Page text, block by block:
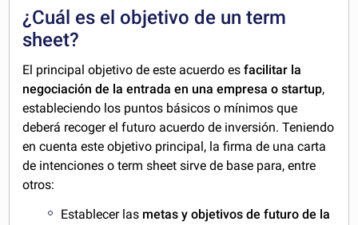
¿Cuál es el objetivo de un term
sheet?
El principal objetivo de este acuerdo esfacilitar la
negociación de la entrada en una empresa o startup,
estableciendo los puntos básicos o mínimos que
deberá recoger el futuro acuerdo de inversión. Teniendo
en cuenta este objetivo principal, la firma de una carta
de intenciones o term sheet sirve de base para, entre
otros:
Establecer las metas y objetivos de futuro de la